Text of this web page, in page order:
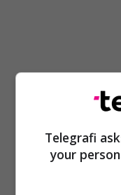
Telegrafi
your